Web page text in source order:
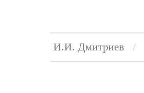
И.И. Дмитриев